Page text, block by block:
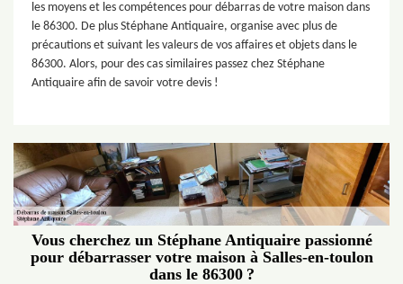
les moyens et les compétences pour débarras de votre maison dans
le 86300. De plus Stéphane Antiquaire, organise avec plus de
précautions et suivant les valeurs de vos affaires et objets dans le
86300. Alors, pour des cas similaires passez chez Stéphane
Antiquaire afin de savoir votre devis !
Vous cherchez un Stéphane Antiquaire passionné
pour débarrasser votre maison à Salles-en-toulon
dans le 86300 ?